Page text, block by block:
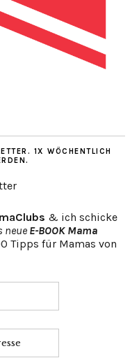
1X WÖCHENTLICH
& ich schicke
neue E-BOOK Mama
Tipps für Mamas von